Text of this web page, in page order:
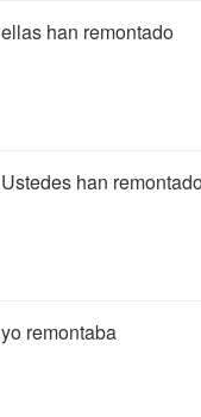
ellas han remontado
Ustedes han
yo remontaba